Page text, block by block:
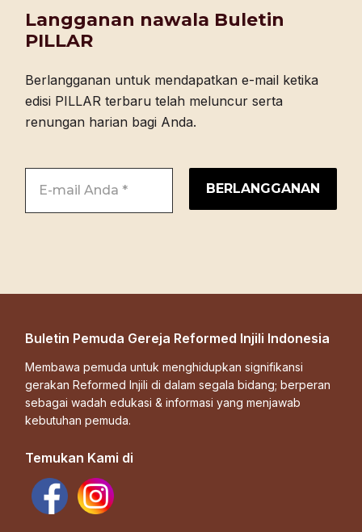
Langganan nawala Buletin
PILLAR
Berlangganan untuk mendapatkan e-mail ketika
edisi PILLAR terbaru telah meluncur serta
renungan harian bagi Anda.
Buletin Pemuda Gereja Reformed Injili Indonesia
Membawa pemuda untuk menghidupkan signifikansi
gerakan Reformed Injili di dalam segala bidang; berperan
sebagai wadah edukasi & informasi yang menjawab
kebutuhan pemuda.
Temukan Kami di